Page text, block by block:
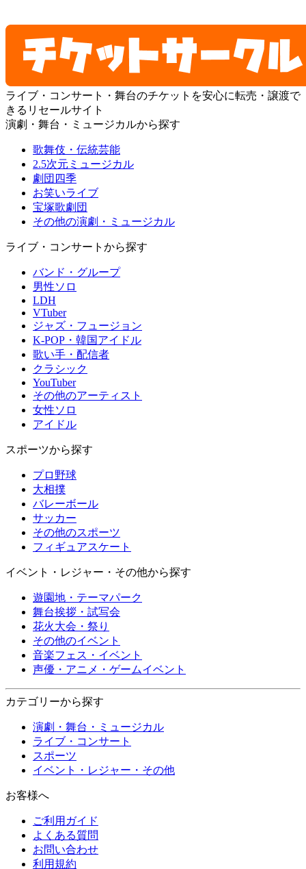
ライブ・コンサート・舞台のチケットを安心に転売・譲渡で
きるリセールサイト
演劇・舞台・ミュージカルから探す
歌舞伎・伝統芸能
2.5次元ミュージカル
劇団四季
お笑いライブ
宝塚歌劇団
その他の演劇・ミュージカル
ライブ・コンサートから探す
バンド・グループ
男性ソロ
LDH
VTuber
ジャズ・フュージョン
K-POP・韓国アイドル
歌い手・配信者
クラシック
YouTuber
その他のアーティスト
女性ソロ
アイドル
スポーツから探す
プロ野球
大相撲
バレーボール
サッカー
その他のスポーツ
フィギュアスケート
イベント・レジャー・その他から探す
遊園地・テーマパーク
舞台挨拶・試写会
花火大会・祭り
その他のイベント
音楽フェス・イベント
声優・アニメ・ゲームイベント
カテゴリーから探す
演劇・舞台・ミュージカル
ライブ・コンサート
スポーツ
イベント・レジャー・その他
お客様へ
ご利用ガイド
よくある質問
お問い合わせ
利用規約